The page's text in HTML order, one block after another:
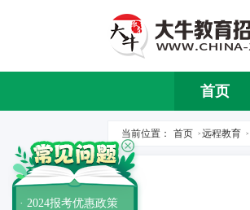
首页
当前位置： 首页 > 远程教育 >
· 2024报考优惠政策